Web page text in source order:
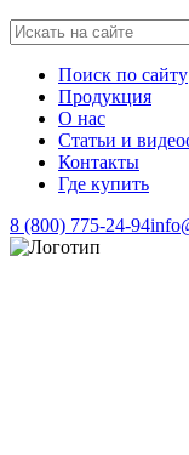
Поиск по сайту
Продукция
О нас
Статьи и
Контакты
Где купить
8 (800) 775-24-94